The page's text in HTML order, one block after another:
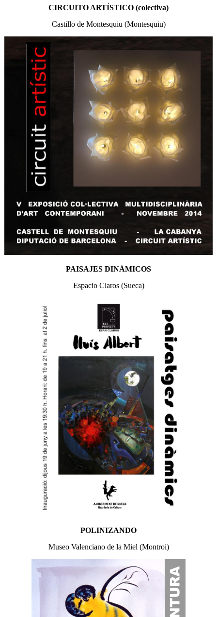
CIRCUITO ARTÍSTICO (colectiva)
Castillo de Montesquiu (Montesquiu)
PAISAJES DINÁMICOS
Espacio Claros (Sueca)
POLINIZANDO
Museo Valenciano de la Miel (Montroi)